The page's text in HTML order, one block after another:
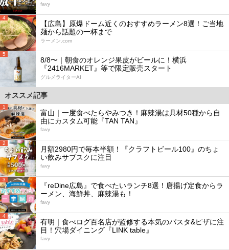
favy
4
【広島】原爆ドーム近くのおすすめラーメン8選！ご当地
麺から話題の一杯まで
ラーメン.com
5
8/8〜｜朝食のオレンジ果皮がビールに！横浜
『2416MARKET』等で限定販売スタート
グルメライターAI
オススメ記事
1
富山｜一度食べたらやみつき！麻辣湯は具材50種から自
由にカスタム可能『TAN TAN』
favy
2
月額2980円で毎本半額！『クラフトビール100』のちょ
い飲みサブスクに注目
favy
3
『reDine広島』で食べたいランチ8選！唐揚げ定食からラ
ーメン、海鮮丼、麻辣湯も！
favy
4
有明｜食べログ百名店が監修する本気のパスタ&ピザに注
目！穴場ダイニング『LINK table』
favy